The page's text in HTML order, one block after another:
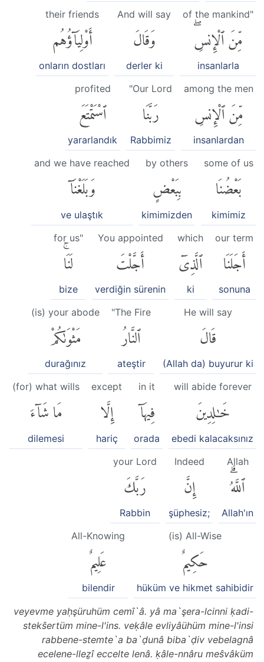
of the mankind"
مِّنَ ٱلْإِنسِۖ
insanlarla
And will say
وَقَالَ
derler ki
their friends
أَوْلِيَآؤُهُم
onların dostları
among the men
مِّنَ ٱلْإِنسِ
insanlardan
"Our Lord
رَبَّنَا
Rabbimiz
profited
ٱسْتَمْتَعَ
yararlandık
some of us
بَعْضُنَا
kimimiz
by others
بِبَعْضٍ
kimimizden
and we have reached
وَبَلَغْنَآ
ve ulaştık
our term
أَجَلَنَا
sonuna
which
ٱلَّذِىٓ
ki
You appointed
أَجَّلْتَ
verdiğin sürenin
for us"
لَنَاۚ
bize
He will say
قَالَ
(Allah da) buyurur ki
"The Fire
ٱلنَّارُ
ateştir
(is) your abode
مَثْوَىٰكُمْ
durağınız
will abide forever
خَٰلِدِينَ
ebedi kalacaksınız
in it
فِيهَآ
orada
except
إِلَّا
hariç
(for) what wills
مَا شَآءَ
dilemesi
Allah
ٱللَّهُۗ
Allah'ın
Indeed
إِنَّ
şüphesiz;
your Lord
رَبَّكَ
Rabbin
(is) All-Wise
حَكِيمٌ
hüküm ve hikmet sahibidir
All-Knowing
عَلِيمٌ
bilendir
veyevme yaḥşüruhüm cemî`â. yâ ma`şera-lcinni ḳadi-
stekŝertüm mine-l'ins. veḳâle evliyâühüm mine-l'insi
rabbene-stemte`a ba`ḍunâ biba`ḍiv vebelagnâ
ecelene-lleẕî eccelte lenâ. ḳâle-nnâru meŝvâküm